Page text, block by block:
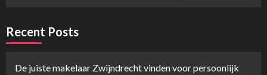
Recent Posts
De juiste makelaar Zwijndrecht vinden voor persoonlijk